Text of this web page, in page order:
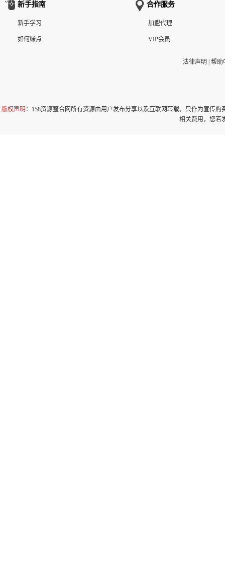
新手指南
新手学习
如何赚点
合作服务
加盟代理
VIP会员
法律声明 帮助
版权声明 ：158资源整合网所有资源由用户发布分享以及互联网转载，只作为宣传
相关费用，您若